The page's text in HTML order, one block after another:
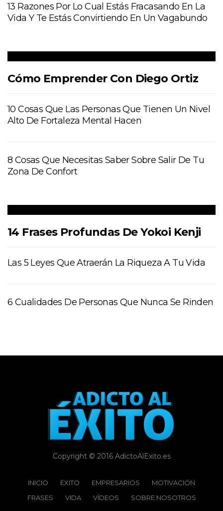
13 Razones Por Lo Cual Estás Fracasando En La
Vida Y Te Estás Convirtiendo En Un Vagabundo
Cómo Emprender Con Diego Ortiz
10 Cosas Que Las Personas Que Tienen Un Nivel
Alto De Fortaleza Mental Hacen
8 Cosas Que Necesitas Saber Sobre Salir De Tu
Zona De Confort
14 Frases Profundas De Yokoi Kenji
Las 5 Leyes Que Atraerán La Riqueza A Tu Vida
6 Cualidades De Personas Que Nunca Se Rinden
Copyright © 2016 AdictoAlExito.es
INICIO ÉXITO‬ EMPRESARIOS
MOTIVACIÓN
FRASES
VIDA VÍDEOS SOBRE NOSOTROS